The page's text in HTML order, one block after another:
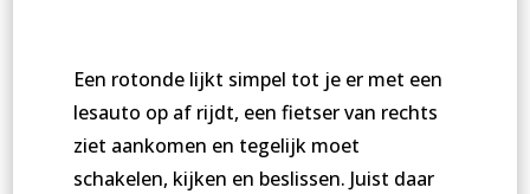
Een rotonde lijkt simpel tot je er met een
lesauto op af rijdt, een fietser van rechts
ziet aankomen en tegelijk moet
schakelen, kijken en beslissen. Juist daar